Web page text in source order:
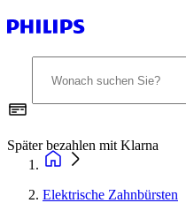
Später bezahlen mit Klarna
Elektrische Zahnbürsten